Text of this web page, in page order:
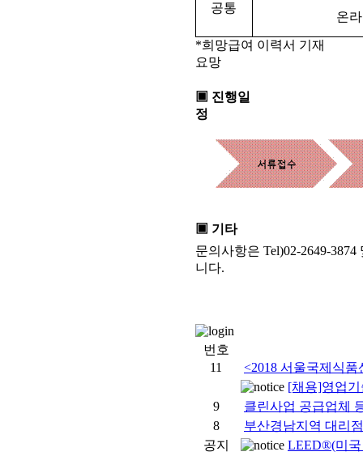
공통
온
*희망급여 이력서 기재
요망
▣ 진행일
정
▣ 기타
문의사항은 Tel)02-2649-
니다.
번호
11
<2018 서울국제식
[채용]영업
9
클린사업 공급업체
8
부산경남지역 대리
공지
LEED®(미국